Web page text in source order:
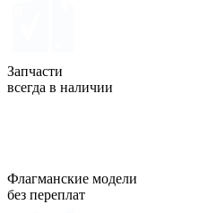
Запчасти
всегда в наличии
Флагманские модели
без переплат